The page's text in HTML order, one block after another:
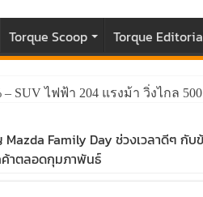
Torque Scoop Torque
– SUV ไฟฟ้า 204 แรงม้า วิ่งไกล
Family Day ช่วงเวลาดีๆ กับ
ค้าตลอดกุมภาพันธ์